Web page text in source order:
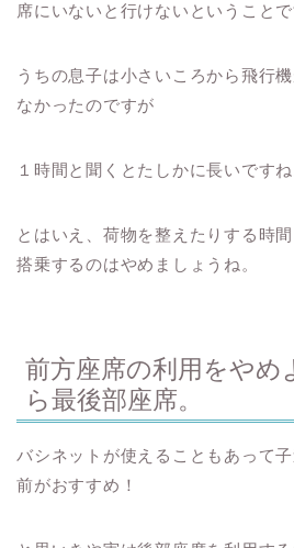
席にいないと行けないということで
うちの息子は小さいころから飛行
なかったのですが
１時間と聞くとたしかに長いですね
とはいえ、荷物を整えたりする時
搭乗するのはやめましょうね。
前方座席の利用をやめ
ら最後部座席。
バシネットが使えることもあって
前がおすすめ！